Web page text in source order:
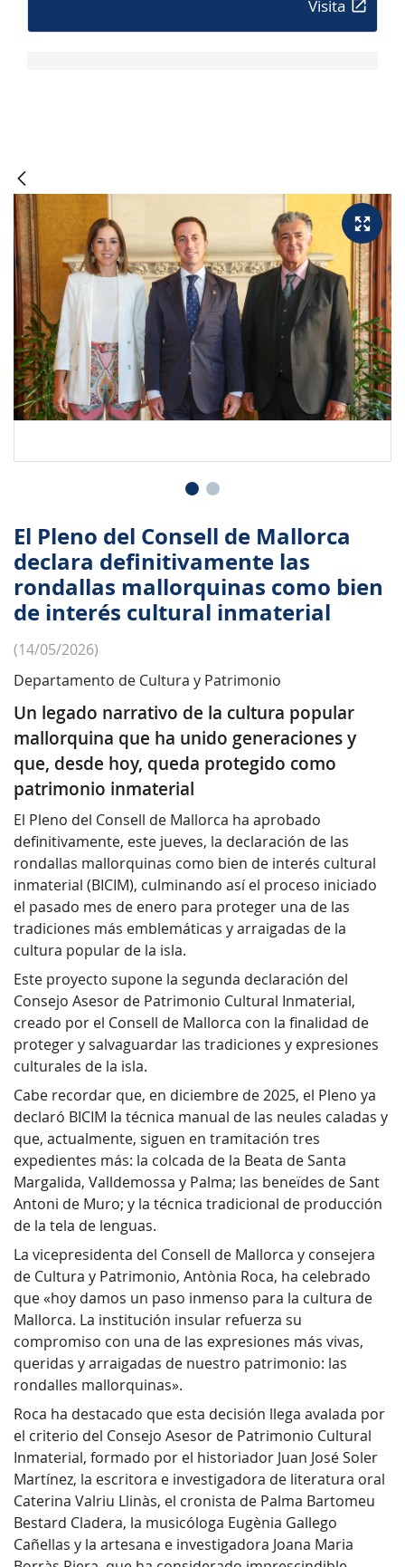
Visita
El Pleno del Consell de Mallorca
declara definitivamente las
rondallas mallorquinas como bien
de interés cultural inmaterial
(14/05/2026)
Departamento de Cultura y Patrimonio
Un legado narrativo de la cultura popular
mallorquina que ha unido generaciones y
que, desde hoy, queda protegido como
patrimonio inmaterial
El Pleno del Consell de Mallorca ha aprobado
definitivamente, este jueves, la declaración de las
rondallas mallorquinas como bien de interés cultural
inmaterial (BICIM), culminando así el proceso iniciado
el pasado mes de enero para proteger una de las
tradiciones más emblemáticas y arraigadas de la
cultura popular de la isla.
Este proyecto supone la segunda declaración del
Consejo Asesor de Patrimonio Cultural Inmaterial,
creado por el Consell de Mallorca con la finalidad de
proteger y salvaguardar las tradiciones y expresiones
culturales de la isla.
Cabe recordar que, en diciembre de 2025, el Pleno ya
declaró BICIM la técnica manual de las neules caladas y
que, actualmente, siguen en tramitación tres
expedientes más: la colcada de la Beata de Santa
Margalida, Valldemossa y Palma; las beneïdes de Sant
Antoni de Muro; y la técnica tradicional de producción
de la tela de lenguas.
La vicepresidenta del Consell de Mallorca y consejera
de Cultura y Patrimonio, Antònia Roca, ha celebrado
que «hoy damos un paso inmenso para la cultura de
Mallorca. La institución insular refuerza su
compromiso con una de las expresiones más vivas,
queridas y arraigadas de nuestro patrimonio: las
rondalles mallorquinas».
Roca ha destacado que esta decisión llega avalada por
el criterio del Consejo Asesor de Patrimonio Cultural
Inmaterial, formado por el historiador Juan José Soler
Martínez, la escritora e investigadora de literatura oral
Caterina Valriu Llinàs, el cronista de Palma Bartomeu
Bestard Cladera, la musicóloga Eugènia Gallego
Cañellas y la artesana e investigadora Joana Maria